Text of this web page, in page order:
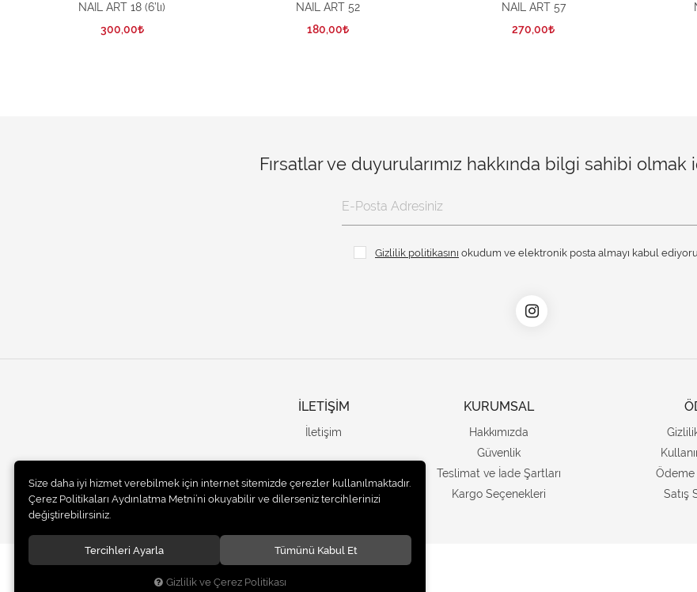
NAIL ART 18 (6’lı)
300,00
NAIL ART 52
180,00
NAIL ART 57
270,00
Fırsatlar ve duyurularımız hakkında bilgi sahibi
Gizlilik politikasını okudum ve elektronik posta almayı kabul
İLETİŞİM
İletişim
KURUMSAL
Hakkımızda
Güvenlik
Teslimat ve İade Şartları
Kargo Seçenekleri
Ödeme
Satış
Size daha iyi hizmet verebilmek için internet sitemizde çerezler kullanılmaktadır.
Çerez Politikaları Aydınlatma Metni’ni okuyabilir ve dilerseniz tercihlerinizi
değiştirebilirsiniz.
Tercihleri Ayarla Tümünü Kabul Et
Gizlilik ve Çerez Politikası